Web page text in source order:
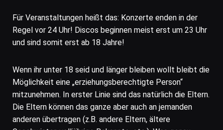
Für Veranstaltungen heißt das: Konzerte enden in der
Regel vor 24 Uhr! Discos beginnen meist erst um 23 Uhr
und sind somit erst ab 18 Jahre!
Wenn ihr unter 18 seid und länger bleiben wollt bleibt die
Möglichkeit eine „erziehungsberechtigte Person“
mitzunehmen. In erster Linie sind das natürlich die Eltern.
Die Eltern können das ganze aber auch an jemanden
anderen übertragen (z.B. andere Eltern, ältere